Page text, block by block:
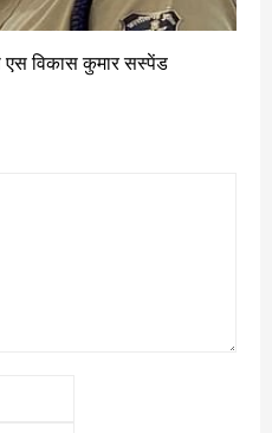
एस विकास कुमार सस्पेंड